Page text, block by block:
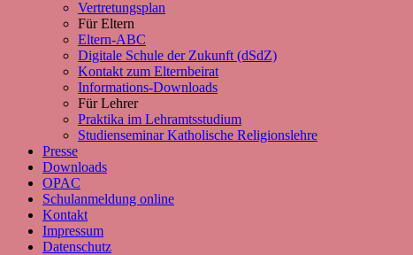
Vertretungsplan
Für Eltern
Eltern-ABC
Digitale Schule der Zukunft (dSdZ)
Kontakt zum Elternbeirat
Informations-Downloads
Für Lehrer
Praktika im Lehramtsstudium
Studienseminar Katholische Religionslehre
Presse
Downloads
OPAC
Schulanmeldung online
Kontakt
Impressum
Datenschutz